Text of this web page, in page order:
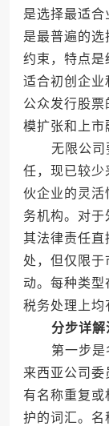
是选择最适合
是最普遍的
约束，特点是
适合初创企业
公众发行股
模扩张和上市
无限公司要
任，现已较少
伙企业的灵活
务机构。对于
其法律责任直
处，但仅限
动。每种类型
税务处理上均
分步详解
第一步是名
来西亚公司
有名称重复或
护的词汇。名